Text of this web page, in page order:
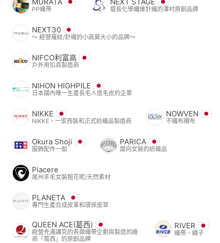
PP織帶 擅長化學纖維針織的澤村原創品牌
NEXT30
〜 經營羅紋/針織的小高莫大小的品牌〜
NIFCO利富高
戶外用扣具製造商
NIHON HIGHPILE
日本國內唯一生產長毛人造毛皮的企業
NIKKE
NIKKE，一家西裝和正式紡織品製造商
NOWVEN
不織布襯布
Okura Shoji
服飾配件一般
PARICA
面向女裝的紡織品
Piacere
尾州羊毛女裝粗花呢/天然素材
PLANETA
專門生產合成皮革和環保皮草
QUEEN ACE(葛西)
經營充滿講究的各類織帶企劃與製造的廠
商「葛西」的原創品牌
RIVER
織帶，繩子